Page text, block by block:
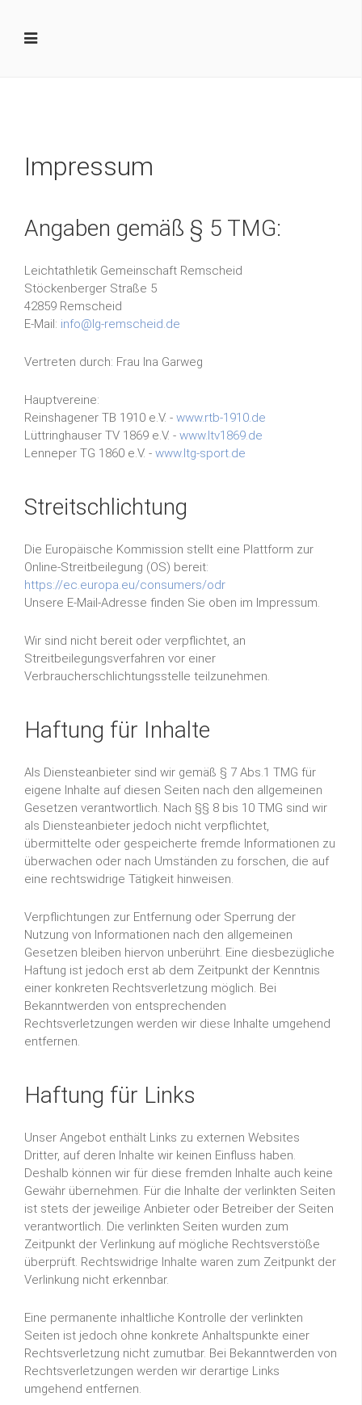
Impressum
Angaben gemäß § 5 TMG:
Leichtathletik Gemeinschaft Remscheid
Stöckenberger Straße 5
42859 Remscheid
E-Mail: info@lg-remscheid.de
Vertreten durch: Frau Ina Garweg
Hauptvereine:
Reinshagener TB 1910 e.V. - www.rtb-1910.de
Lüttringhauser TV 1869 e.V. - www.ltv1869.de
Lenneper TG 1860 e.V. - www.ltg-sport.de
Streitschlichtung
Die Europäische Kommission stellt eine Plattform zur
Online-Streitbeilegung (OS) bereit:
https://ec.europa.eu/consumers/odr
Unsere E-Mail-Adresse finden Sie oben im Impressum.
Wir sind nicht bereit oder verpflichtet, an
Streitbeilegungsverfahren vor einer
Verbraucherschlichtungsstelle teilzunehmen.
Haftung für Inhalte
Als Diensteanbieter sind wir gemäß § 7 Abs.1 TMG für
eigene Inhalte auf diesen Seiten nach den allgemeinen
Gesetzen verantwortlich. Nach §§ 8 bis 10 TMG sind wir
als Diensteanbieter jedoch nicht verpflichtet,
übermittelte oder gespeicherte fremde Informationen zu
überwachen oder nach Umständen zu forschen, die auf
eine rechtswidrige Tätigkeit hinweisen.
Verpflichtungen zur Entfernung oder Sperrung der
Nutzung von Informationen nach den allgemeinen
Gesetzen bleiben hiervon unberührt. Eine diesbezügliche
Haftung ist jedoch erst ab dem Zeitpunkt der Kenntnis
einer konkreten Rechtsverletzung möglich. Bei
Bekanntwerden von entsprechenden
Rechtsverletzungen werden wir diese Inhalte umgehend
entfernen.
Haftung für Links
Unser Angebot enthält Links zu externen Websites
Dritter, auf deren Inhalte wir keinen Einfluss haben.
Deshalb können wir für diese fremden Inhalte auch keine
Gewähr übernehmen. Für die Inhalte der verlinkten Seiten
ist stets der jeweilige Anbieter oder Betreiber der Seiten
verantwortlich. Die verlinkten Seiten wurden zum
Zeitpunkt der Verlinkung auf mögliche Rechtsverstöße
überprüft. Rechtswidrige Inhalte waren zum Zeitpunkt der
Verlinkung nicht erkennbar.
Eine permanente inhaltliche Kontrolle der verlinkten
Seiten ist jedoch ohne konkrete Anhaltspunkte einer
Rechtsverletzung nicht zumutbar. Bei Bekanntwerden von
Rechtsverletzungen werden wir derartige Links
umgehend entfernen.